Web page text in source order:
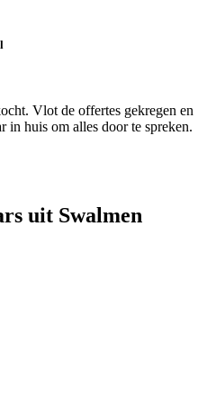
Vlot de offertes gekregen en
in huis om alles door te spreken.
uit Swalmen